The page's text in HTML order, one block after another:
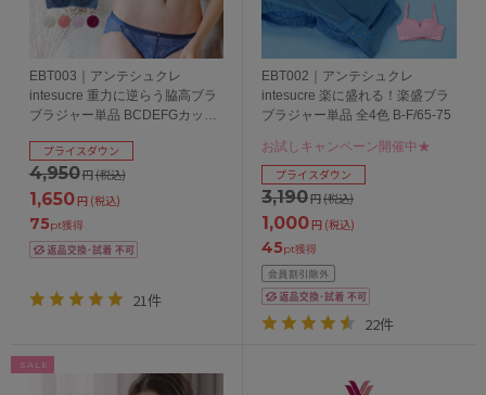
EBT003｜アンテシュクレ
intesucre 重力に逆らう脇高ブラ
ブラジャー単品 BCDEFGカップ
4,950円(税込)
プライスダウン
1,650円 (税込)
75pt獲得
21件
EBT002｜アンテシュクレ
intesucre 楽に盛れる！楽盛ブラ
ブラジャー単品 全4色 B-F/65-75
お試しキャンペーン開催中★
3,190円(税込)
プライスダウン
1,000円 (税込)
45pt獲得
22件
SALE